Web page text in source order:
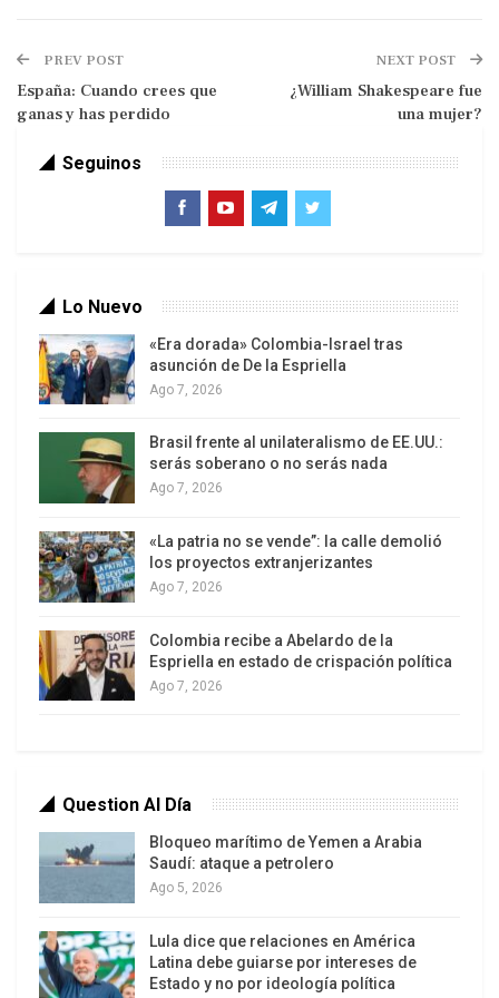
corren; a ello hay que agregar, también como una
causal de estos tiempos, la guerra entre la OTAN y
Rusia.
El crecimiento de población y la producción de
alimentos
Desde tiempos inmemoriales el tema de la
alimentación de una población creciente es una
problemática que no encuentra soluciones
valederas. Son viejas preguntas para las cuales la
modernidad que estamos transitando parece no
tener respuestas. En distintos momentos de la
historia, fenómenos naturales o guerras, fueron la
causante de hambrunas. Ellas se transformaron
en algo sistemático y tuvieron continuidad a partir
Thomas Robert Malthus.
Allí advertía, en un lenguaje particular, que
“mientras la producción de alimentos crecía en
modos geométricos”, es decir mucho más rápido.
A partir de allí se multiplicaron este tipo de teorías
PREV POST
España: Cuando crees que
ganas y has perdido
NEXT POST
¿William Shakespeare fue
una mujer?
Seguinos
Lo Nuevo
«Era dorada» Colombia-Israel tras
asunción de De la Espriella
Ago 7, 2026
Brasil frente al unilateralismo de EE.UU.:
serás soberano o no serás nada
Ago 7, 2026
«La patria no se vende”: la calle demolió
los proyectos extranjerizantes
Ago 7, 2026
Colombia recibe a Abelardo de la
Espriella en estado de crispación política
Ago 7, 2026
Question Al Día
Bloqueo marítimo de Yemen a Arabia
Saudí: ataque a petrolero
Ago 5, 2026
Lula dice que relaciones en América
Latina debe guiarse por intereses de
Estado y no por ideología política